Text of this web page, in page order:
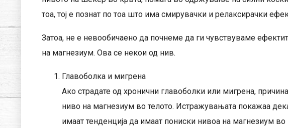
тоа, тој е познат по тоа што има смирувачки и релаксирачки
Затоа, не е невообичаено да почнеме да ги чувствуваме
на магнезиум. Ова се некои од нив.
Главоболка и мигрена
Ако страдате од хронични главоболки или мигрена,
ниво на магнезиум во телото. Истражувањата покажаа
имаат тенденција да имаат пониски нивоа на магнезиум